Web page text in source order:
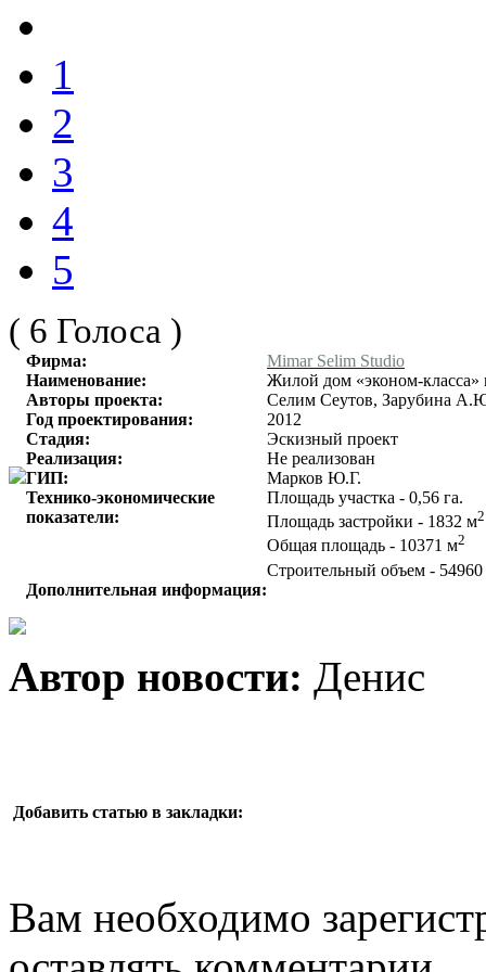
1
2
3
4
5
( 6 Голоса )
Фирма:
Mimar Selim Studio
Наименование:
Жилой дом «эконом-класса»
Авторы проекта:
Селим Сеутов, Зарубина
Год проектирования:
2012
Стадия:
Эскизный проект
Реализация:
Не реализован
ГИП:
Марков Ю.Г.
Технико-экономические
показатели:
Площадь участка - 0,56 га.
Площадь застройки - 1832 м2
Общая площадь - 10371 м2
Строительный объем -
Дополнительная информация:
Автор новости: Денис
Добавить статью в закладки:
Вам необходимо